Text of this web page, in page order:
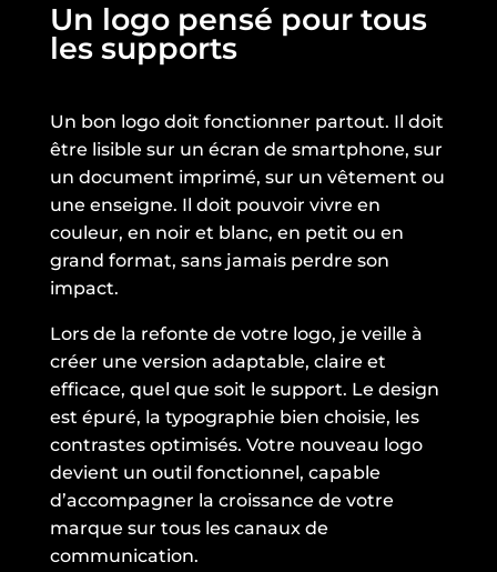
Un logo pensé pour tous
les supports
Un bon logo doit fonctionner partout. Il doit
être lisible sur un écran de smartphone, sur
un document imprimé, sur un vêtement ou
une enseigne. Il doit pouvoir vivre en
couleur, en noir et blanc, en petit ou en
grand format, sans jamais perdre son
impact.
Lors de la refonte de votre logo, je veille à
créer une version adaptable, claire et
efficace, quel que soit le support. Le design
est épuré, la typographie bien choisie, les
contrastes optimisés. Votre nouveau logo
devient un outil fonctionnel, capable
d’accompagner la croissance de votre
marque sur tous les canaux de
communication.